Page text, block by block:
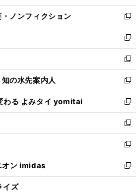
開
く
ウ
で
開
く
ン
ド
ウ
で
開
く
ウ
ィ
ン
ド
ウ
で
開
く
ノンフィクション
新
し
い
ウ
ィ
ン
ド
ウ
で
開
く
新
し
い
ウ
ィ
ン
ド
ウ
で
開
く
新
し
い
ウ
ィ
ン
ド
ウ
で
開
く
の水先案内人
新
し
い
ウ
ィ
ン
ド
ウ
で
開
わる よみタイ yomitai
新
し
い
ウ
ィ
ン
ド
ウ
新
し
い
ウ
ィ
ン
新
し
い
ウ
オン imidas
新
し
イズ